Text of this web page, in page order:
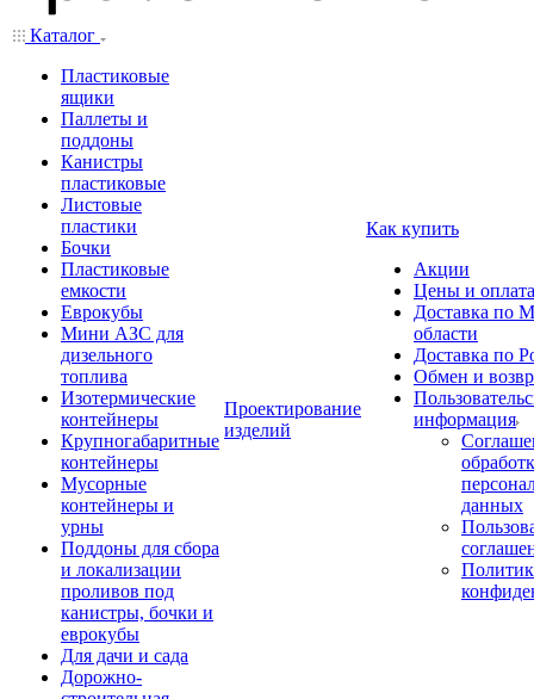
Каталог
Пластиковые
ящики
Паллеты и
поддоны
Канистры
пластиковые
Листовые
пластики
Бочки
Пластиковые
емкости
Еврокубы
Мини АЗС для
дизельного
топлива
Изотермические
контейнеры
Крупногабаритные
контейнеры
Мусорные
контейнеры и
урны
Поддоны для сбора
и локализации
проливов под
канистры, бочки и
еврокубы
Для дачи и сада
Дорожно-
Проектирование
изделий
Как купить
Акции
Цены и оплата
Доставка по
области
Доставка по
Обмен и
информация
данных